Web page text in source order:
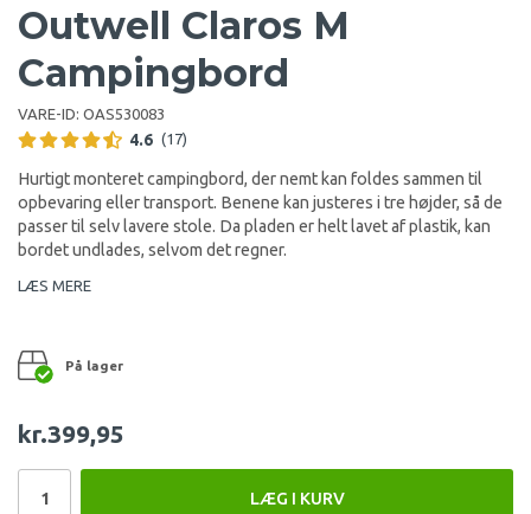
Outwell Claros M
Campingbord
VARE-ID: OAS530083
4.6 (17)
Hurtigt monteret campingbord, der nemt kan foldes sammen til
opbevaring eller transport. Benene kan justeres i tre højder, så de
passer til selv lavere stole. Da pladen er helt lavet af plastik, kan
bordet undlades, selvom det regner.
LÆS MERE
På lager
kr.399,95
LÆG I KURV